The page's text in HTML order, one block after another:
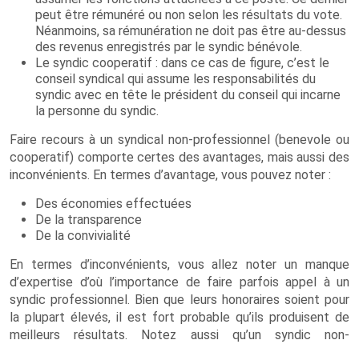
peut être rémunéré ou non selon les résultats du vote.
Néanmoins, sa rémunération ne doit pas être au-dessus
des revenus enregistrés par le syndic bénévole.
Le syndic cooperatif : dans ce cas de figure, c’est le
conseil syndical qui assume les responsabilités du
syndic avec en tête le président du conseil qui incarne
la personne du syndic.
Faire recours à un syndical non-professionnel (benevole ou
cooperatif) comporte certes des avantages, mais aussi des
inconvénients. En termes d’avantage, vous pouvez noter :
Des économies effectuées
De la transparence
De la convivialité
En termes d’inconvénients, vous allez noter un manque
d’expertise d’où l’importance de faire parfois appel à un
syndic professionnel. Bien que leurs honoraires soient pour
la plupart élevés, il est fort probable qu’ils produisent de
meilleurs résultats. Notez aussi qu’un syndic non-